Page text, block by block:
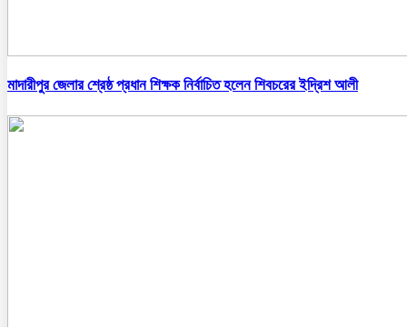
মাদারীপুর জেলার শ্রেষ্ঠ প্রধান শিক্ষক নির্বাচিত হলেন শিবচরের ইদ্রিশ আলী